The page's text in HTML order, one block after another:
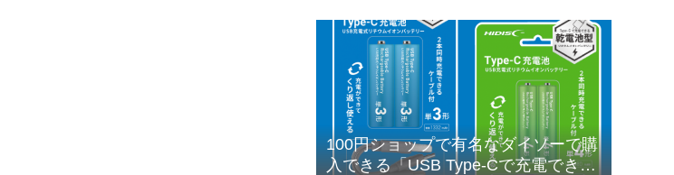
100円ショップで有名なダイソーで購
入できる「USB Type-Cで充電できる